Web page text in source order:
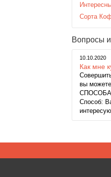
Сорта
Вопросы
10.10.2020
Как мне
вы
Способ: